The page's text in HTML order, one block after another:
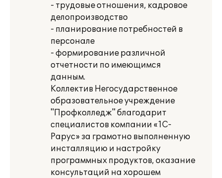
- трудовые отношения, кадровое
делопроизводство
- планирование потребностей в
персонале
- формирование различной
отчетности по имеющимся
данным.
Коллектив Негосударственное
образовательное учреждение
"Профколледж" благодарит
специалистов компании «1С-
Рарус» за грамотно выполненную
инсталляцию и настройку
программных продуктов, оказание
консультаций на хорошем